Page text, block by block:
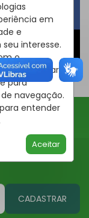
em
e
interesse.
o
para
para
navegação.
para entender
Aceitar
da JBA
CADASTRAR